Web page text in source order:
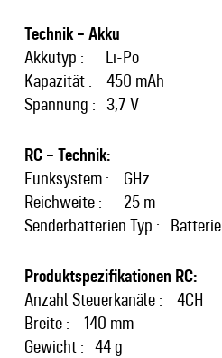
Technik – Akku
Akkutyp : Li-Po
Kapazität : 450 mAh
Spannung : 3,7 V
RC – Technik:
Funksystem : GHz
Reichweite : 25 m
Senderbatterien Typ : Batterie
Produktspezifikationen RC:
Anzahl Steuerkanäle : 4CH
Breite : 140 mm
Gewicht : 44 g